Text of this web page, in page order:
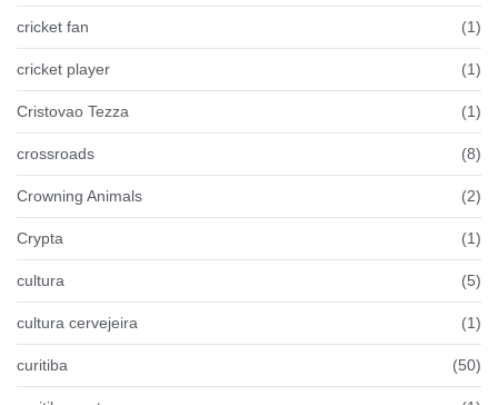
cricket fan (1)
cricket player (1)
Cristovao Tezza (1)
crossroads (8)
Crowning Animals (2)
Crypta (1)
cultura (5)
cultura cervejeira (1)
curitiba (50)